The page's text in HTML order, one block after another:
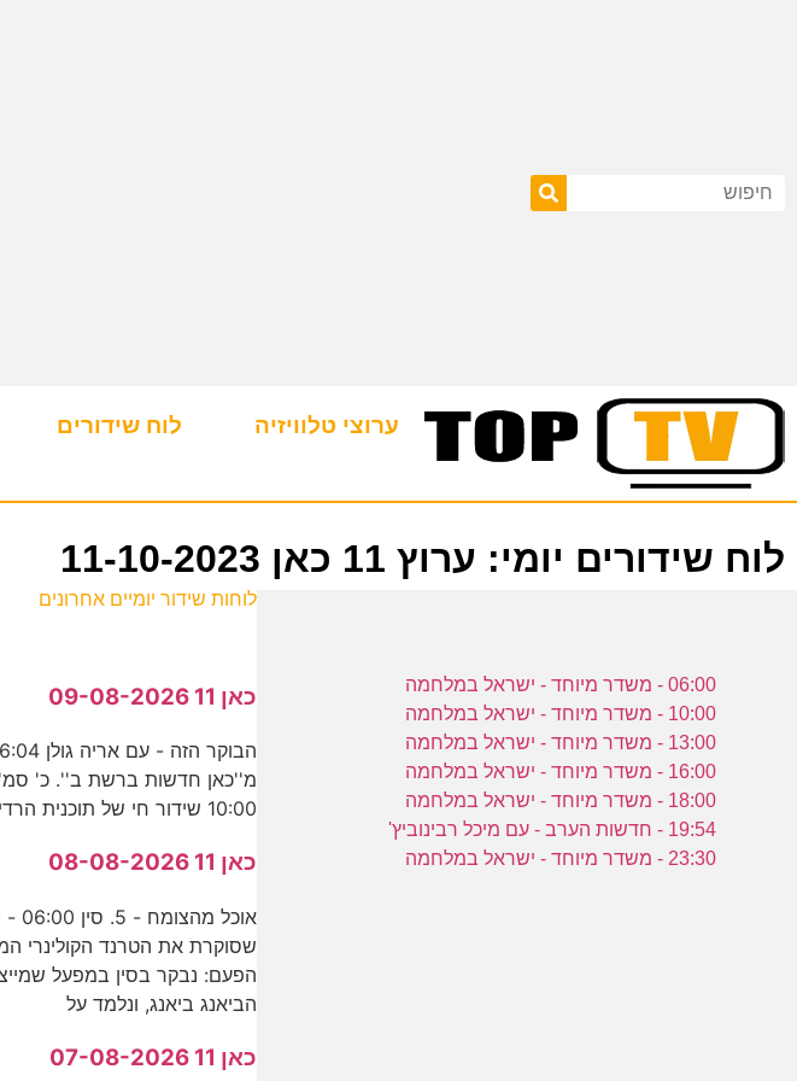
ערוצי טלוויזיה לוח שידורים
לוח שידורים יומי: ערוץ 11 כאן 11-10-2023
06:00 - משדר מיוחד - ישראל במלחמה
10:00 - משדר מיוחד - ישראל במלחמה
13:00 - משדר מיוחד - ישראל במלחמה
16:00 - משדר מיוחד - ישראל במלחמה
18:00 - משדר מיוחד - ישראל במלחמה
19:54 - חדשות הערב - עם מיכל רבינוביץ'
23:30 - משדר מיוחד - ישראל במלחמה
לוחות שידור יומיים אחרונים
כאן 11 09-08-2026
10:00 שידור חי של תוכנית הרדיו של ''כאן חדשות
כאן 11 08-08-2026
שסוקרת את הטרנד הקולינרי
הפעם: נבקר בסין במפעל
הביאנג ביאנג, ונלמד על
כאן 11 07-08-2026